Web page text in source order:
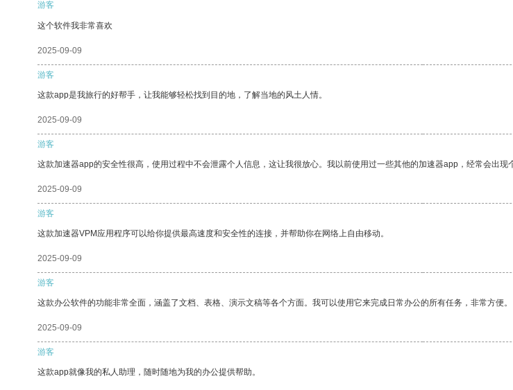
游客
这个软件我非常喜欢
2025-09-09
游客
这款app是我旅行的好帮手，让我能够轻松找到目的地，了解当地的风土人情。
2025-09-09
游客
这款加速器app的安全性很高，使用过程中不会泄露个人信息，这让我很放心。我以前使用过一些其他的加速器app，经常会出现
2025-09-09
游客
这款加速器VPM应用程序可以给你提供最高速度和安全性的连接，并帮助你在网络上自由移动。
2025-09-09
游客
这款办公软件的功能非常全面，涵盖了文档、表格、演示文稿等各个方面。我可以使用它来完成日常办公的所有任务，非常方便。
2025-09-09
游客
这款app就像我的私人助理，随时随地为我的办公提供帮助。